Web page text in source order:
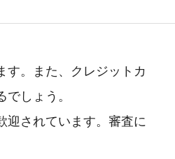
す。また、クレジットカ
しょう。
迎されています。審査に